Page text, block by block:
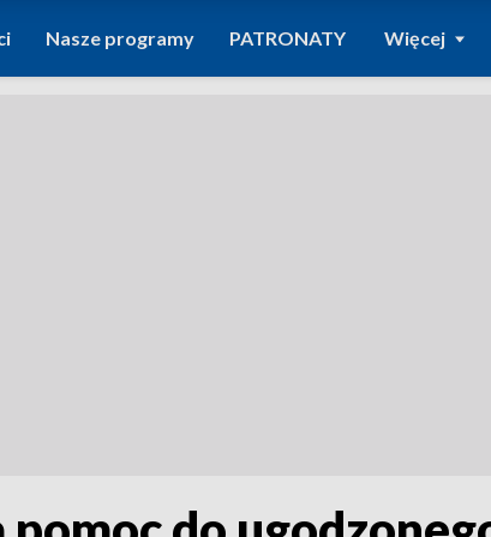
Nasze programy PATRONATY Więcej